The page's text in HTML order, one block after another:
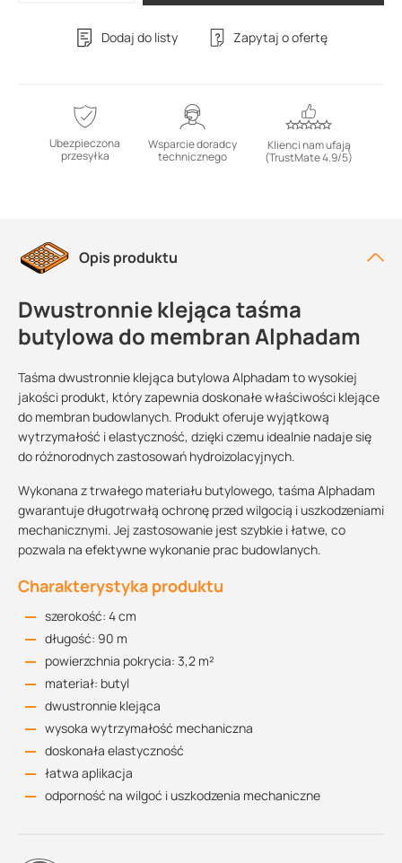
Dodaj do listy Zapytaj o ofertę
Ubezpieczona
przesyłka
Wsparcie doradcy
technicznego
Klienci nam ufają
(TrustMate 4.9/5)
Opis produktu
Dwustronnie klejąca taśma
butylowa do membran Alphadam
Taśma dwustronnie klejąca butylowa Alphadam to wysokiej
jakości produkt, który zapewnia doskonałe właściwości klejące
do membran budowlanych. Produkt oferuje wyjątkową
wytrzymałość i elastyczność, dzięki czemu idealnie nadaje się
do różnorodnych zastosowań hydroizolacyjnych.
Wykonana z trwałego materiału butylowego, taśma Alphadam
gwarantuje długotrwałą ochronę przed wilgocią i uszkodzeniami
mechanicznymi. Jej zastosowanie jest szybkie i łatwe, co
pozwala na efektywne wykonanie prac budowlanych.
Charakterystyka produktu
szerokość: 4 cm
długość: 90 m
powierzchnia pokrycia: 3,2 m²
materiał: butyl
dwustronnie klejąca
wysoka wytrzymałość mechaniczna
doskonała elastyczność
łatwa aplikacja
odporność na wilgoć i uszkodzenia mechaniczne